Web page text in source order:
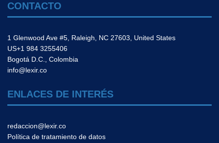
CONTACTO
1 Glenwood Ave #5, Raleigh, NC 27603, United States
US+1 984 3255406
Bogotá D.C., Colombia
info@lexir.co
ENLACES DE INTERÉS
redaccion@lexir.co
Política de tratamiento de datos